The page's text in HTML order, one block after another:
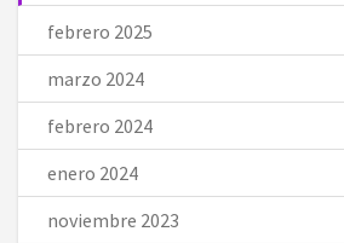
febrero 2025
marzo 2024
febrero 2024
enero 2024
noviembre 2023